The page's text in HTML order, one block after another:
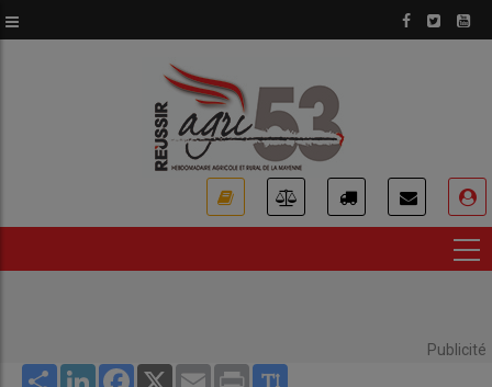
au
Publicité
Share LinkedInFacebook
X Email Print